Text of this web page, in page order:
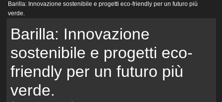
principale
Barilla: Innovazione sostenibile e progetti eco-friendly per un futuro più
verde.
Barilla: Innovazione
sostenibile e progetti eco-
friendly per un futuro più
verde.